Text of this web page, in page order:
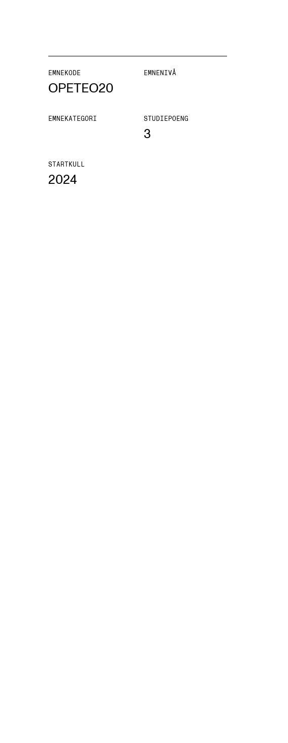
Studentutvalet SUT
Organisasjon
Hvem gjør hva i administrasjonen?
EMNEKODE
OPETEO20
EMNENIVÅ
EMNEKATEGORI STUDIEPOENG
3
STARTKULL
2024